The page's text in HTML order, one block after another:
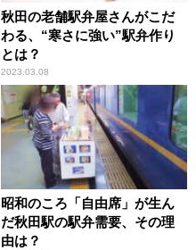
秋田の老舗駅弁屋さんがこだ
わる、“寒さに強い”駅弁作り
とは？
2023.03.08
昭和のころ「自由席」が生ん
だ秋田駅の駅弁需要、その理
由は？